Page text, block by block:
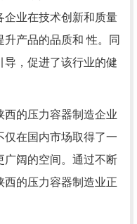
企业在技术创新和质量
产品的品质和 性。同
导，促进了该行业的健
西的压力容器制造企业
仅在国内市场取得了一
广阔的空间。通过不断
西的压力容器制造业正